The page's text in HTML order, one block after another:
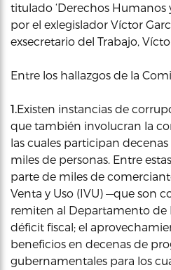
titulado ‘Derechos Humanos
por el exlegislador Víctor
exsecretario del Trabajo,
Entre los hallazgos de la
1.Existen instancias de
que también involucran la
las cuales participan decenas
miles de personas. Entre
parte de miles de
Venta y Uso (IVU) —que son
remiten al Departamento de
déficit fiscal; el
beneficios en decenas de
gubernamentales para los